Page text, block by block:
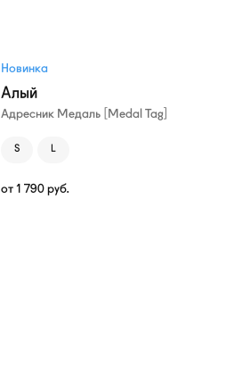
Новинка
Алый
Адресник Медаль [Medal Tag]
S L
от 1 790 руб.